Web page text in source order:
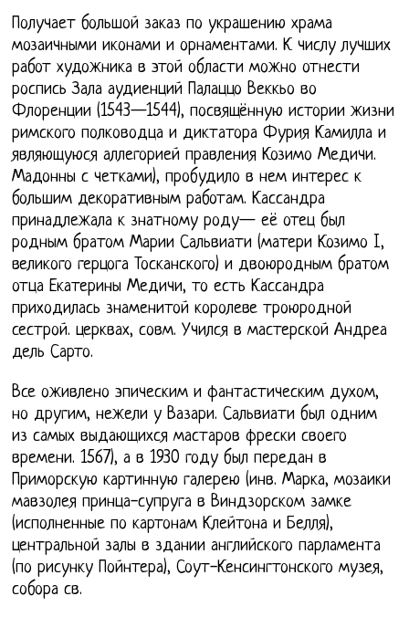
Получает большой заказ по украшению храма
мозаичными иконами и орнаментами. К числу лучших
работ художника в этой области можно отнести
роспись Зала аудиенций Палаццо Веккьо во
Флоренции (1543—1544), посвящённую истории жизни
римского полководца и диктатора Фурия Камилла и
являющуюся аллегорией правления Козимо Медичи.
Мадонны с четками), пробудило в нем интерес к
большим декоративным работам. Кассандра
принадлежала к знатному роду— её отец был
родным братом Марии Сальвиати (матери Козимо I,
великого герцога Тосканского) и двоюродным братом
отца Екатерины Медичи, то есть Кассандра
приходилась знаменитой королеве троюродной
сестрой. церквах, совм. Учился в мастерской Андреа
дель Сарто.
Все оживлено эпическим и фантастическим духом,
но другим, нежели у Вазари. Сальвиати был одним
из самых выдающихся мастаров фрески своего
времени. 1567), а в 1930 году был передан в
Приморскую картинную галерею (инв. Марка, мозаики
мавзолея принца-супруга в Виндзорском замке
(исполненные по картонам Клейтона и Белля),
центральной залы в здании английского парламента
(по рисунку Пойнтера), Соут-Кенсингтонского музея,
собора св.